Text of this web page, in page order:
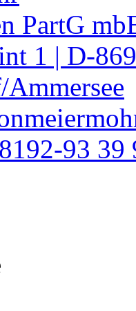
PartG
1 | D-
93 39